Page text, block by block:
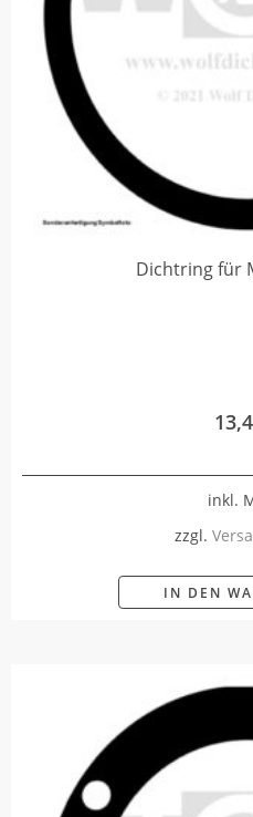
Dichtring für
inkl.
zzgl.
IN DEN